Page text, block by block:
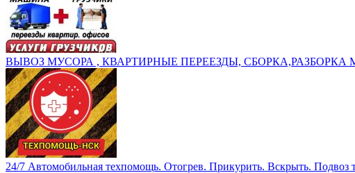
ВЫВОЗ МУСОРА , КВАРТИРНЫЕ ПЕРЕЕЗДЫ, СБОРКА,РАЗБОРКА
24/7 Автомобильная техпомощь. Отогрев. Прикурить. Вскрыть. Подвоз